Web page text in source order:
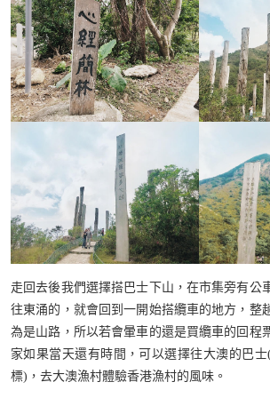
走回去後我們選擇搭巴士下山，在市集旁有公
往東涌的，就會回到一開始搭纜車的地方，整
為是山路，所以若會暈車的還是買纜車的回程
家如果當天還有時間，可以選擇往大澳的巴
標)，去大澳漁村體驗香港漁村的風味。